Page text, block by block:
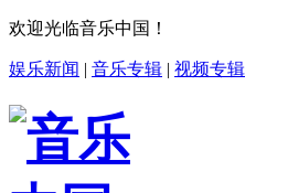
欢迎光临音乐中国！
娱乐新闻 | 音乐专辑 | 视频专辑